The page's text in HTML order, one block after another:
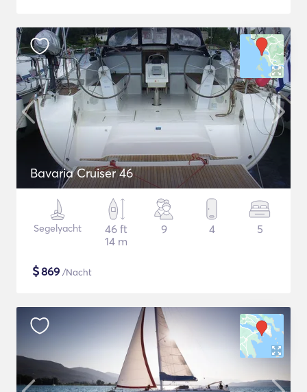
Bavaria Cruiser 46
Segelyacht
46 ft
14 m
9 4 5
$869 /Nacht